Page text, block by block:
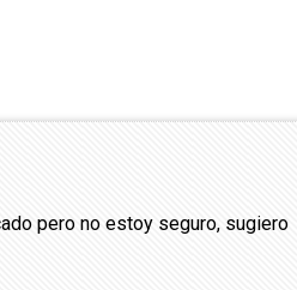
pero no estoy seguro, sugiero